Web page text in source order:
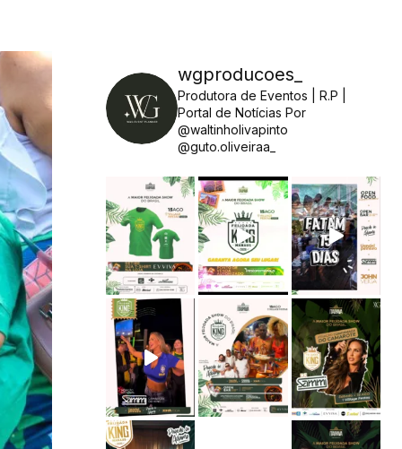
wgproducoes_
Produtora de Eventos | R.P |
Portal de Notícias Por
@waltinholivapinto
@guto.oliveiraa_